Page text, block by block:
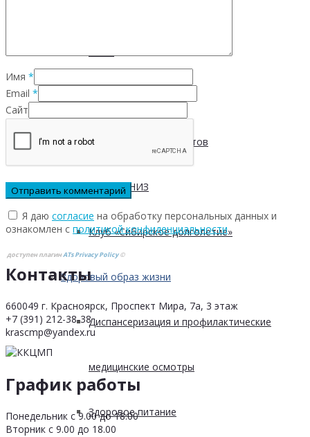
Безопасность пациентов
Школа ХНИЗ
Клуб «Сибирское долголетие»
Здоровый образ жизни
Диспансеризация и профилактические
медицинские осмотры
Здоровое питание
Имя *
Email *
Сайт
Я даю согласие на обработку персональных данных и
ознакомлен с политикой конфиденциальности
доступен плагинATs Privacy Policy©
Контакты
660049 г. Красноярск, Проспект Мира, 7а, 3 этаж
+7 (391) 212-38-38
krascmp@yandex.ru
График работы
Понедельник с 9.00 до 18.00
Вторник с 9.00 до 18.00